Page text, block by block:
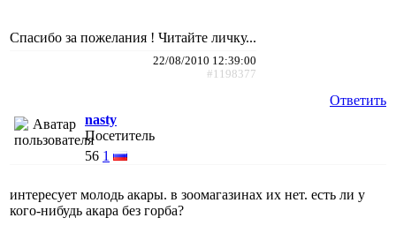
Спасибо за пожелания ! Читайте личку...
22/08/2010 12:39:00
#1198377
Ответить
nasty
Посетитель
56 1
интересует молодь акары. в зоомагазинах их нет. есть ли у
кого-нибудь акара без горба?